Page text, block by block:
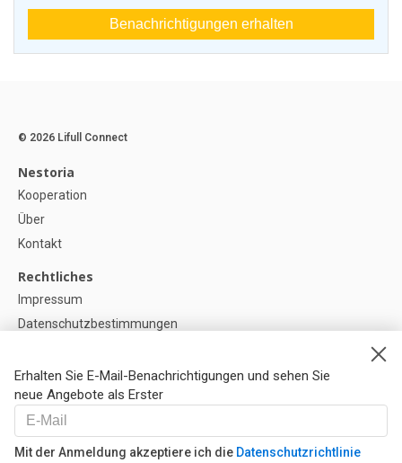
Benachrichtigungen erhalten
Erhalten Sie E-Mail-Benachrichtigungen und sehen Sie
neue Angebote als Erster
Mit der Anmeldung akzeptiere ich die Datenschutzrichtlinie
© 2026 Lifull Connect
Nestoria
Kooperation
Über
Kontakt
Rechtliches
Impressum
Datenschutzbestimmungen
Cookie-Einstellunge
Hilfe
FAQ
Unsere Partner